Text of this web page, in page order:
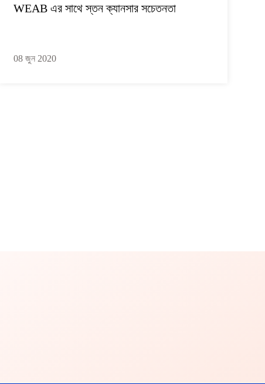
WEAB এর সাথে স্তন ক্যানসার সচেতনতা
08 জুন 2020